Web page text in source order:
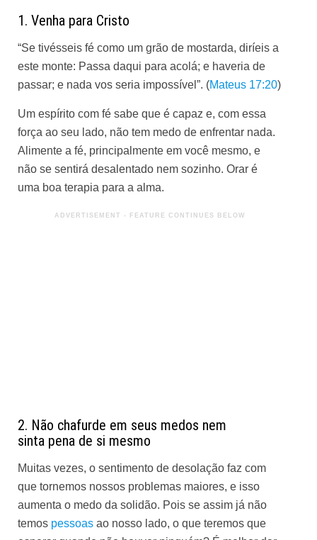
1. Venha para Cristo
“Se tivésseis fé como um grão de mostarda, diríeis a
este monte: Passa daqui para acolá; e haveria de
passar; e nada vos seria impossível”. (Mateus 17:20)
Um espírito com fé sabe que é capaz e, com essa
força ao seu lado, não tem medo de enfrentar nada.
Alimente a fé, principalmente em você mesmo, e
não se sentirá desalentado nem sozinho. Orar é
uma boa terapia para a alma.
2. Não chafurde em seus medos nem
sinta pena de si mesmo
Muitas vezes, o sentimento de desolação faz com
que tornemos nossos problemas maiores, e isso
aumenta o medo da solidão. Pois se assim já não
temos pessoas ao nosso lado, o que teremos que